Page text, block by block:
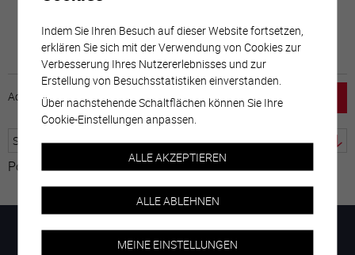
Accueil horaire emploi Mentions légales
Powered by Google Übersetzer
Indem Sie Ihren Besuch auf dieser Website fortsetzen,
erklären Sie sich mit der Verwendung von Cookies zur
Verbesserung Ihres Nutzererlebnisses und zur
Erstellung von Besuchsstatistiken einverstanden.
Über nachstehende Schaltflächen können Sie Ihre
Cookie-Einstellungen anpassen.
ALLE AKZEPTIEREN
ALLE ABLEHNEN
MEINE EINSTELLUNGEN